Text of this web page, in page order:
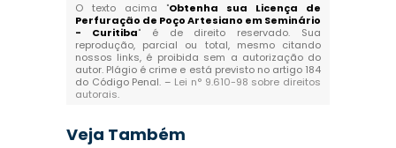
O texto acima "Obtenha sua Licença de
Perfuração de Poço Artesiano em Seminário
- Curitiba" é de direito reservado. Sua
reprodução, parcial ou total, mesmo citando
nossos links, é proibida sem a autorização do
autor. Plágio é crime e está previsto no artigo 184
do Código Penal. – Lei n° 9.610-98 sobre direitos
autorais.
Veja Também